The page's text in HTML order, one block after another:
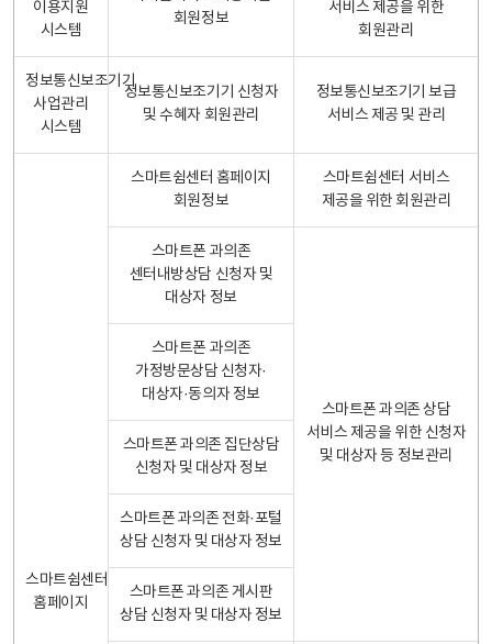
이용지원
시스템
회원정보
서비스 제공을 위한
회원관리
정보통신보조기기
사업관리
시스템
정보통신보조기기 신청자
및 수혜자 회원관리
정보통신보조기기 보급
서비스 제공 및 관리
스마트쉼센터
홈페이지
스마트쉼센터 홈페이지
회원정보
스마트쉼센터 서비스
제공을 위한 회원관리
스마트폰 과의존
센터내방상담 신청자 및
대상자 정보
스마트폰 과의존 상담
서비스 제공을 위한 신청자
및 대상자 등 정보관리
스마트폰 과의존
가정방문상담 신청자·
대상자·동의자 정보
스마트폰 과의존 집단상담
신청자 및 대상자 정보
스마트폰 과의존 전화·포털
상담 신청자 및 대상자 정보
스마트폰 과의존 게시판
상담 신청자 및 대상자 정보